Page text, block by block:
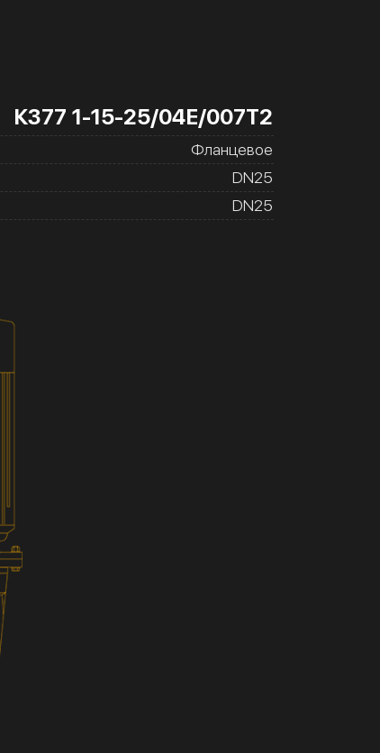
К377 1-15-25/04Е/007Т2
Фланцевое
DN25
DN25